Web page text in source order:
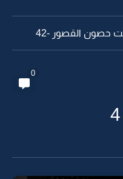
حصون القصور -42
0